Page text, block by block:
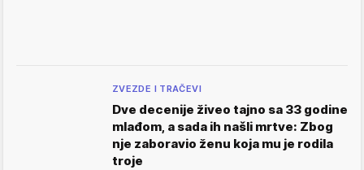
ZVEZDE I TRAČEVI
Dve decenije živeo tajno sa 33 godine
mlađom, a sada ih našli mrtve: Zbog
nje zaboravio ženu koja mu je rodila
troje